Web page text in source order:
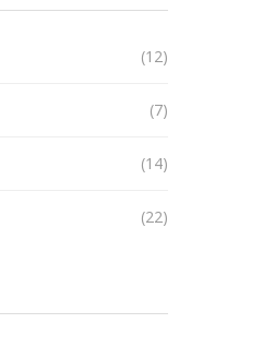
(12)
(7)
(14)
(22)